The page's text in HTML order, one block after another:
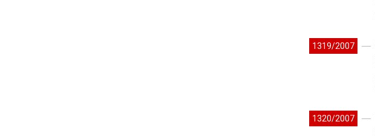
1319/2007
1320/2007